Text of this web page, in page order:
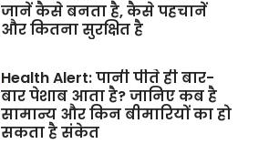
जानें कैसे बनता है, कैसे पहचानें
और कितना सुरक्षित है
Health Alert: पानी पीते ही बार-
बार पेशाब आता है? जानिए कब है
सामान्य और किन बीमारियों का हो
सकता है संकेत